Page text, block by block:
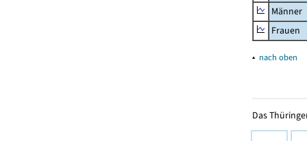
Männer
Frauen
▴ nach oben
Das